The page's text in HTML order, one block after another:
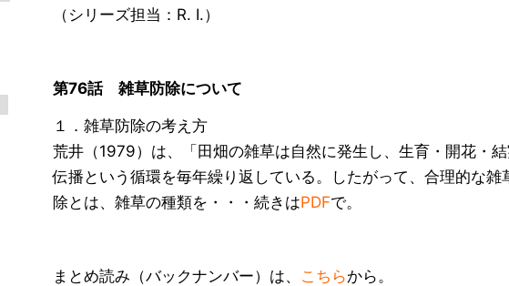
（シリーズ担当：R. I.）
第76話 雑草防除について
１．雑草防除の考え方
荒井（1979）は、「田畑の雑草は自然に発生し、生育・開花・
伝播という循環を毎年繰り返している。したがって、合理的な雑
除とは、雑草の種類を・・・続きはPDFで。
まとめ読み（バックナンバー）は、 こちらから。